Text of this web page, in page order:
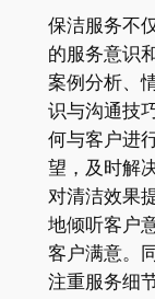
保洁服务不
的服务意识
案例分析、
识与沟通技
何与客户进
望，及时解
对清洁效果
地倾听客户
客户满意。
注重服务细